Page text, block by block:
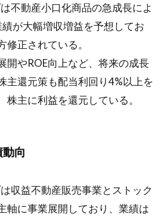
不動産小口化商品の急成長によ
が大幅増収増益を予想してお
修正されている。
開やROE向上など、将来の成長
主還元策も配当利回り4%以上を
株主に利益を還元している。
向
収益不動産販売事業とストック
軸に事業展開しており、業績は